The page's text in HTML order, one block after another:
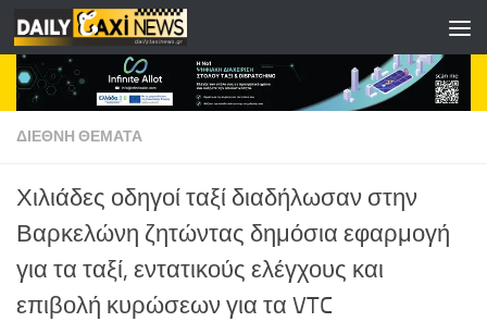
Skip to content
ΔΙΕΘΝΗ ΘΕΜΑΤΑ
Χιλιάδες οδηγοί ταξί διαδήλωσαν στην
Βαρκελώνη ζητώντας δημόσια εφαρμογή
για τα ταξί, εντατικούς ελέγχους και
επιβολή κυρώσεων για τα VTC